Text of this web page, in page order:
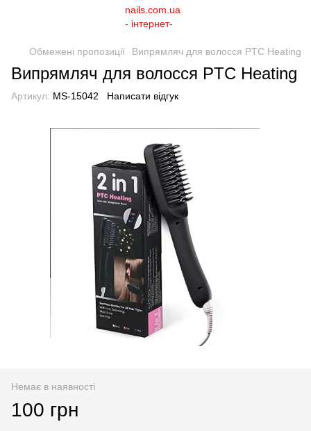
Обмежені пропозиції Випрямляч для волосся PTC Heating
Випрямляч для волосся PTC Heating
Артикул: MS-15042 Написати відгук
Немає в наявності
100 грн